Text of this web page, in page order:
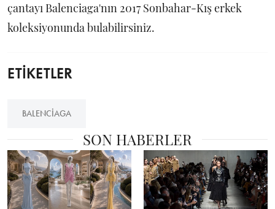
çantayı Balenciaga'nın 2017 Sonbahar-Kış erkek
koleksiyonunda bulabilirsiniz.
ETİKETLER
BALENCIAGA
SON HABERLER